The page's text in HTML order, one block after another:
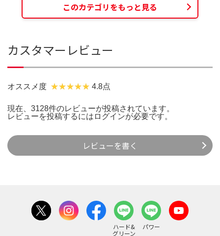
このカテゴリをもっと見る
カスタマーレビュー
オススメ度 4.8点
現在、3128件のレビューが投稿されています。
レビューを投稿するには ログインが必要です。
レビューを書く
ハード&
グリーン
パワー